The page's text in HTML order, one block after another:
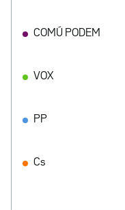
COMÚ PODEM
VOX
PP
Cs